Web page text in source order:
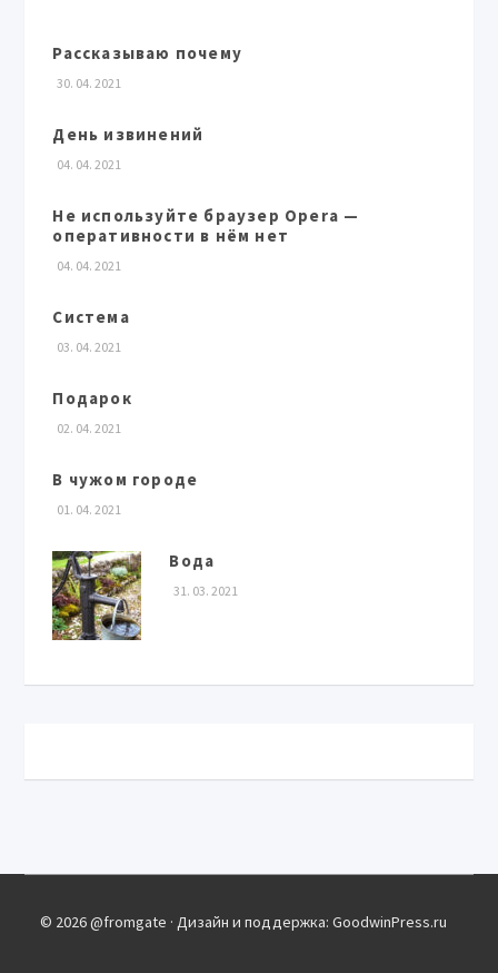
Рассказываю почему
30. 04. 2021
День извинений
04. 04. 2021
Не используйте браузер Opera —
оперативности в нём нет
04. 04. 2021
Система
03. 04. 2021
Подарок
02. 04. 2021
В чужом городе
01. 04. 2021
Вода
31. 03. 2021
© 2026 @fromgate · Дизайн и поддержка: GoodwinPress.ru